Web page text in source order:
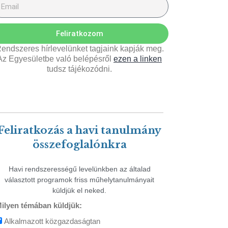
Feliratkozom
hírlevelünket tagjaink kapják meg.
Egyesületbe való belépésről ezen a linken
tudsz tájékozódni.
a havi tanulmány
összefoglalónkra
Havi rendszerességű levelünkben az általad
választott programok friss műhelytanulmányait
küldjük el neked.
témában küldjük:
Alkalmazott közgazdaságtan